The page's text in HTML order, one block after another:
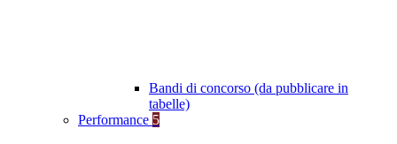
Bandi di concorso (da pubblicare in
tabelle)
Performance 5